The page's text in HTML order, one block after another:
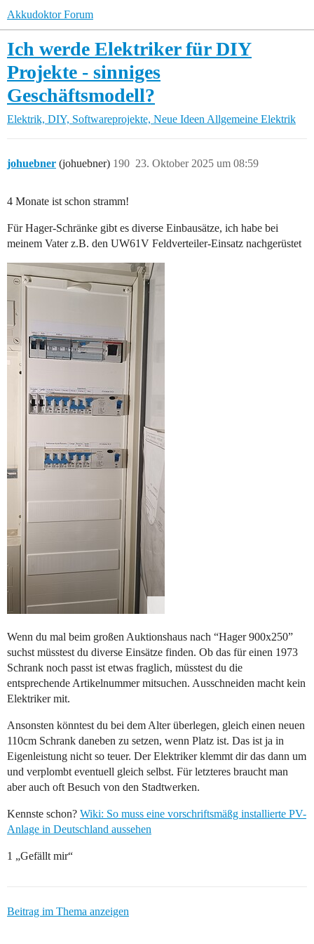
Akkudoktor Forum
Ich werde Elektriker für DIY
Projekte - sinniges
Geschäftsmodell?
Elektrik, DIY, Softwareprojekte, Neue Ideen Allgemeine Elektrik
johuebner (johuebner) 23. Oktober 2025 um 08:59
190
4 Monate ist schon stramm!
Für Hager-Schränke gibt es diverse Einbausätze, ich habe bei
meinem Vater z.B. den UW61V Feldverteiler-Einsatz nachgerüstet
Wenn du mal beim großen Auktionshaus nach “Hager 900x250”
suchst müsstest du diverse Einsätze finden. Ob das für einen 1973
Schrank noch passt ist etwas fraglich, müsstest du die
entsprechende Artikelnummer mitsuchen. Ausschneiden macht kein
Elektriker mit.
Ansonsten könntest du bei dem Alter überlegen, gleich einen neuen
110cm Schrank daneben zu setzen, wenn Platz ist. Das ist ja in
Eigenleistung nicht so teuer. Der Elektriker klemmt dir das dann um
und verplombt eventuell gleich selbst. Für letzteres braucht man
aber auch oft Besuch von den Stadtwerken.
Kennste schon? Wiki: So muss eine vorschriftsmäßg installierte PV-
Anlage in Deutschland aussehen
1 „Gefällt mir“
Beitrag im Thema anzeigen